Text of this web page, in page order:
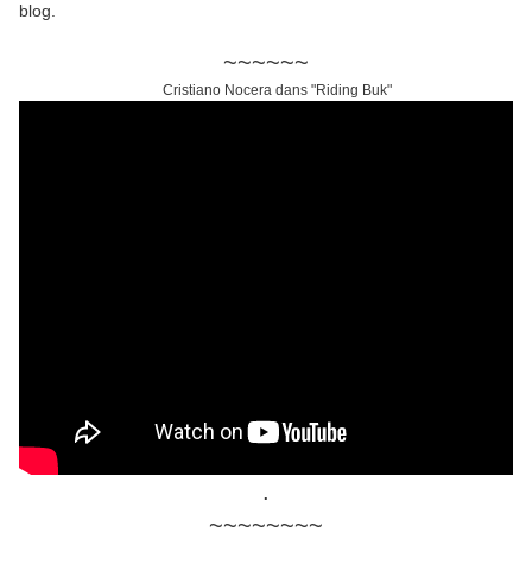
blog.
~~~~~~
Cristiano Nocera dans "Riding Buk"
.
~~~~~~~~